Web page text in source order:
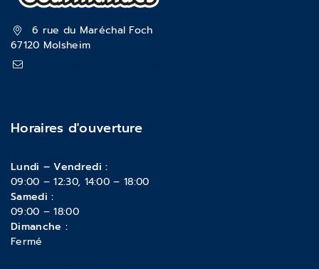
6 rue du Maréchal Foch
67120 Molsheim
Horaires d'ouverture
Lundi – Vendredi :
09:00 – 12:30, 14:00 – 18:00
Samedi :
09:00 – 18:00
Dimanche :
Fermé